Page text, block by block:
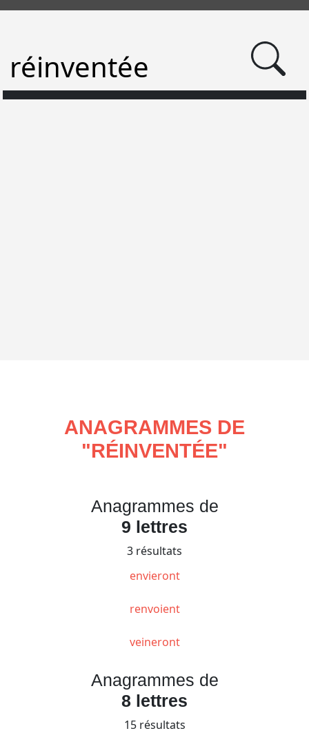
ANAGRAMMES DE
"RÉINVENTÉE"
Anagrammes de
9 lettres
3 résultats
envieront
renvoient
veineront
Anagrammes de
8 lettres
15 résultats